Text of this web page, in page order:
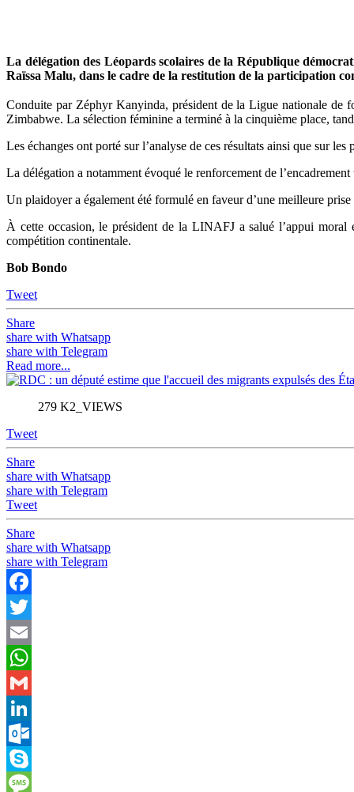
La délégation des Léopards scolaires de la République
Raïssa Malu, dans le cadre de la restitution de la participation
Conduite par Zéphyr Kanyinda, président de la Ligue nationale de
Zimbabwe. La sélection féminine a terminé à la cinquième place,
Les échanges ont porté sur l’analyse de ces résultats ainsi que sur
La délégation a notamment évoqué le renforcement de
Un plaidoyer a également été formulé en faveur d’une meilleure
À cette occasion, le président de la LINAFJ a salué l’appui moral
compétition continentale.
Bob Bondo
Tweet
Share
share with Whatsapp
share with Telegram
Read more...
279 K2_VIEWS
Tweet
Share
share with Whatsapp
share with Telegram
Tweet
Share
share with Whatsapp
share with Telegram
Facebook
Twitter
Email
WhatsApp
Gmail
LinkedIn
Outlook.com
Skype